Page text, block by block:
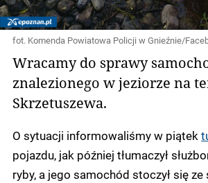
fot. Komenda Powiatowa Policji w Gnieźnie/
Wracamy do sprawy
znalezionego w jeziorze na
Skrzetuszewa.
O sytuacji informowaliśmy w piątek
pojazdu, jak później tłumaczył
ryby, a jego samochód stoczył się ze